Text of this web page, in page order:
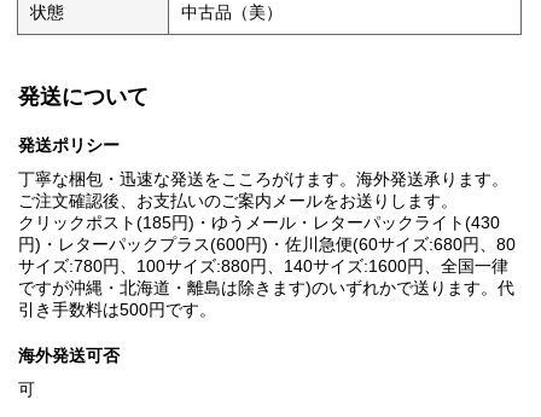
状態 中古品（美）
発送について
発送ポリシー
丁寧な梱包・迅速な発送をこころがけます。海外発送承ります。
ご注文確認後、お支払いのご案内メールをお送りします。
クリックポスト(185円)・ゆうメール・レターパックライト(430
円)・レターパックプラス(600円)・佐川急便(60サイズ:680円、80
サイズ:780円、100サイズ:880円、140サイズ:1600円、全国一律
ですが沖縄・北海道・離島は除きます)のいずれかで送ります。代
引き手数料は500円です。
海外発送可否
可